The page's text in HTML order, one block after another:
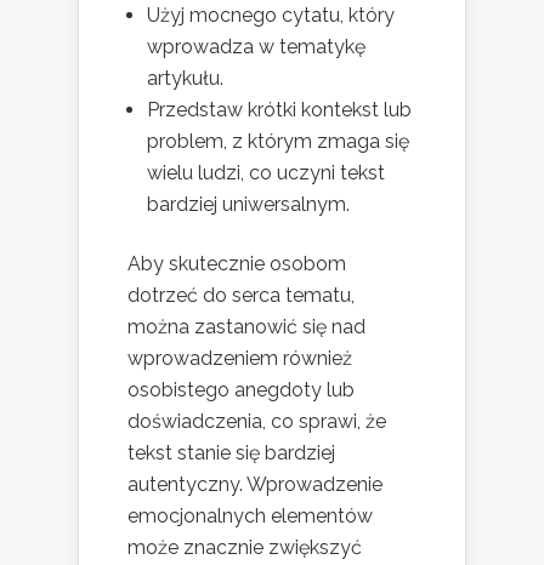
Użyj mocnego cytatu, który
wprowadza w tematykę
artykułu.
Przedstaw krótki kontekst lub
problem, z którym zmaga się
wielu ludzi, co uczyni tekst
bardziej uniwersalnym.
Aby skutecznie osobom
dotrzeć do serca tematu,
można zastanowić się nad
wprowadzeniem również
osobistego anegdoty lub
doświadczenia, co sprawi, że
tekst stanie się bardziej
autentyczny. Wprowadzenie
emocjonalnych elementów
może znacznie zwiększyć